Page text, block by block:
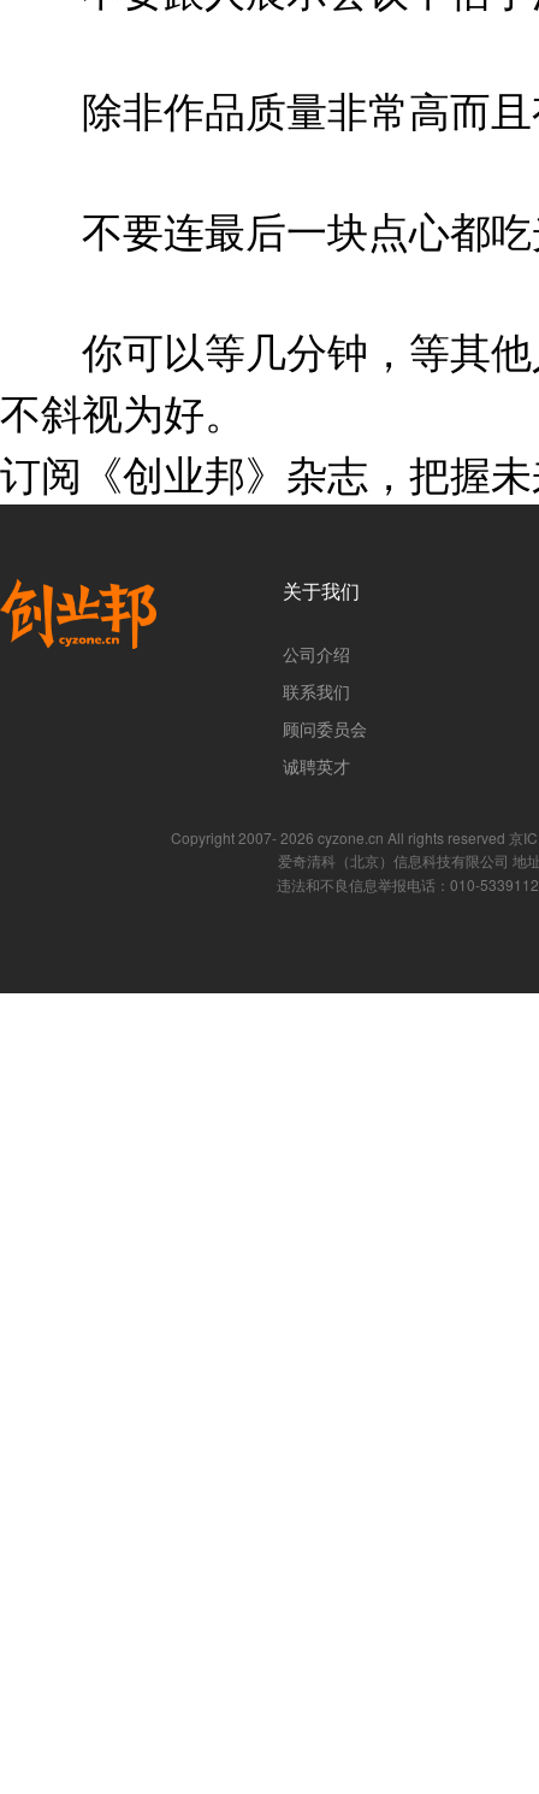
除非作品质量非常高而且
不要连最后一块点心都吃
你可以等几分钟，等其他
不斜视为好。
订阅《创业邦》杂志，把握
关于我们
公司介绍
联系我们
顾问委员会
诚聘英才
Copyright 2007- 2026 cyzone.cn All rights reserved 京
爱奇清科（北京）信息科技有限公司 地
违法和不良信息举报电话：010-